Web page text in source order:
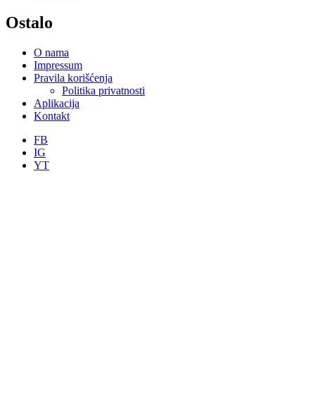
Ostalo
O nama
Impressum
Pravila korišćenja
Politika privatnosti
Aplikacija
Kontakt
FB
IG
YT